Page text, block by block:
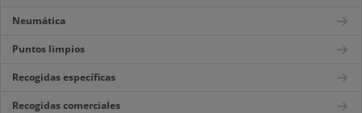
Neumática
Puntos limpios
Recogidas específicas
Recogidas comerciales